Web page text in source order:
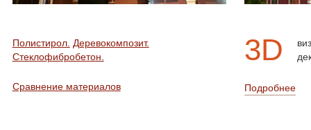
3D
Подробнее
Полистирол. Деревокомпозит.
Стеклофибробетон.
Сравнение материалов